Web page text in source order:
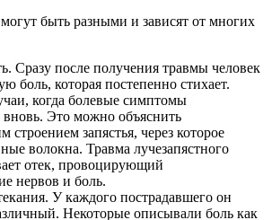
быть разными и зависят от многих
Сразу после получения травмы человек
боль, которая постепенно стихает.
когда болевые симптомы
вновь. Это можно объяснить
строением запястья, через которое
волокна. Травма лучезапястного
отек, провоцирующий
нервов и боль.
У каждого пострадавшего он
Некоторые описывали боль как